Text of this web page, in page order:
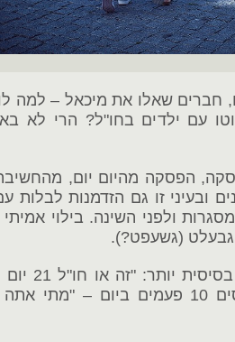
עם ילדים בחו"ל? הרי לא
הפסקה מהיום יום,
ובעיני זו גם הזדמנות לבלות
ולפני השינה. בילוי
(גשעפט?).
מיכאל ניסח את
באוטו או לקבל ממך סמסים 10 פעמים ביום –